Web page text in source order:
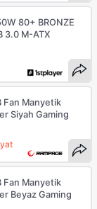
80+ BRONZE
3.0 M-ATX
Fan Manyetik
Siyah Gaming
Fan Manyetik
Beyaz Gaming